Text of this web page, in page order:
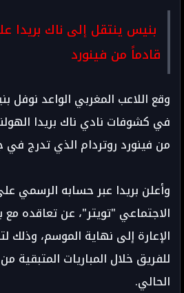
بنيس ينتقل إلى ناك بريدا
قادماً من فينورد
وقع اللاعب المغربي الواعد نوفل
في كشوفات نادي ناك بريدا
من فينورد روتردام الذي تدرج في
وأعلن بريدا عبر حسابه الرسمي
الاجتماعي "تويتر"، عن تعاقده
الإعارة إلى نهاية الموسم،
للفريق خلال المباريات المتبقية
الحالي.